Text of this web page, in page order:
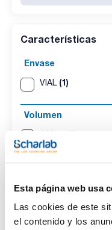
Esta página web usa
Las cookies de este
el contenido y los
Características
Envase
VIAL (1)
Volumen
100mg (1)
[6055-19-2] (1)